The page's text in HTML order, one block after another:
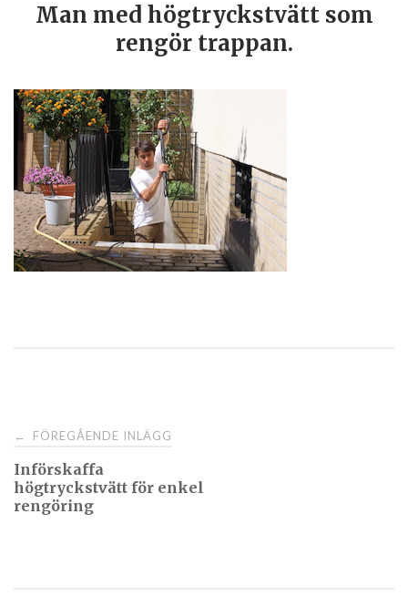
Man med högtryckstvätt som
rengör trappan.
← FÖREGÅENDE INLÄGG
Införskaffa
högtryckstvätt för enkel
rengöring